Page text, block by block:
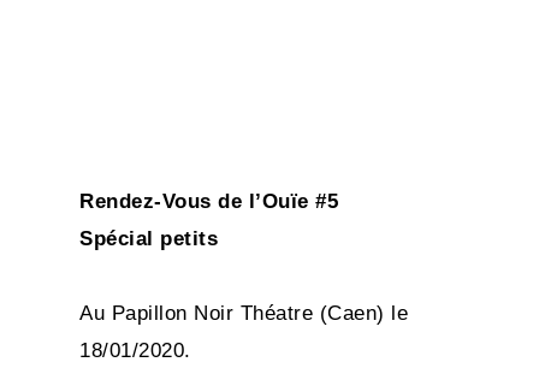
Rendez-Vous de l’Ouïe #5
Spécial petits
Au Papillon Noir Théatre (Caen) le
18/01/2020.